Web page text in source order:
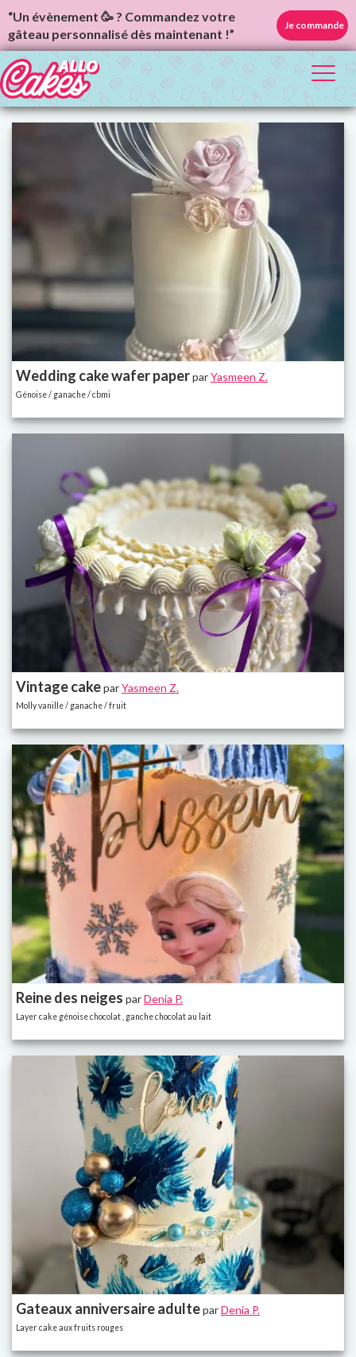
“Un évènement 🥳 ? Commandez votre
gâteau personnalisé dès maintenant !”
Je commande
Wedding cake wafer paperparYasmeen Z.
Génoise / ganache / cbmi
Vintage cakeparYasmeen Z.
Molly vanille / ganache / fruit
Reine des neiges parDenia P.
Layer cake génoise chocolat , ganche chocolat au lait
Gateaux anniversaire adulteparDenia P.
Layer cake aux fruits rouges